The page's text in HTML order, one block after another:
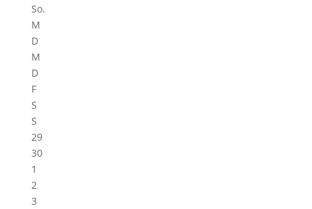
So.
M
D
M
D
F
S
S
29
30
1
2
3